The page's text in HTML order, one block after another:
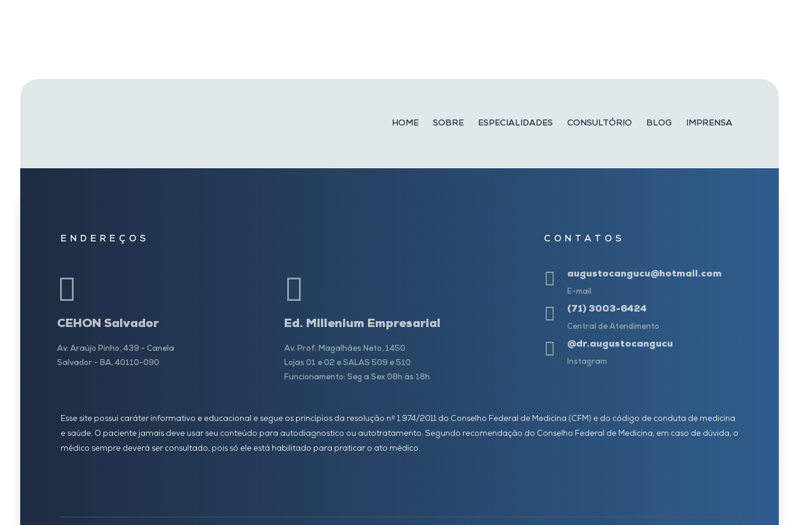
HOME SOBRE ESPECIALIDADES CONSULTÓRIO BLOG IMPRENSA
ENDEREÇOS
CEHON Salvador
Av. Araújo Pinho, 439 - Canela
Salvador - BA, 40110-090
Ed. Millenium Empresarial
Av. Prof. Magalhães Neto, 1450
Lojas 01 e 02 e SALAS 509 e 510
Funcionamento: Seg a Sex 08h às 18h
CONTATOS
augustocangucu@hotmail.com
E-mail
(71) 3003-6424
Central de Atendimento
@dr.augustocangucu
Instagram
Esse site possui caráter informativo e educacional e segue os princípios da resolução nº 1.974/2011 do Conselho Federal de Medicina (CFM) e do código de conduta de medicina
e saúde. O paciente jamais deve usar seu conteúdo para autodiagnostico ou autotratamento. Segundo recomendação do Conselho Federal de Medicina, em caso de dúvida, o
médico sempre deverá ser consultado, pois só ele está habilitado para praticar o ato médico.